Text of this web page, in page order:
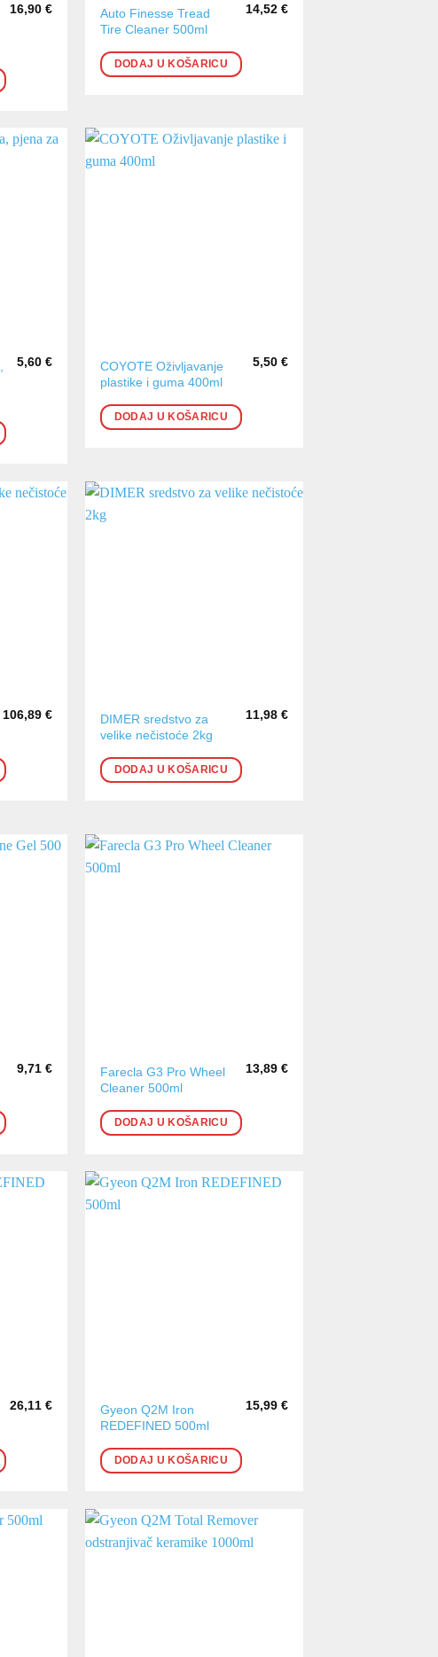
16,90 €
Auto Finesse Tread
Tire Cleaner 500ml
14,52 €
DODAJ U KOŠARICU
5,60 €
COYOTE Oživljavanje
plastike i guma 400ml
5,50 €
DODAJ U KOŠARICU
106,89 €
DIMER sredstvo za
velike nečistoće 2kg
11,98 €
DODAJ U KOŠARICU
9,71 €
Farecla G3 Pro Wheel
Cleaner 500ml
13,89 €
DODAJ U KOŠARICU
26,11 €
Gyeon Q2M Iron
REDEFINED 500ml
15,99 €
DODAJ U KOŠARICU